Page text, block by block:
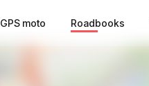
GPS moto Roadbooks